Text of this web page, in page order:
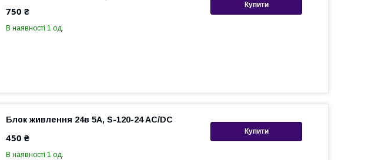
Купити
750 ₴
В наявності 1 од.
Купити
Блок живлення 24в 5A, S-120-24 AC/DC
450 ₴
В наявності 1 од.